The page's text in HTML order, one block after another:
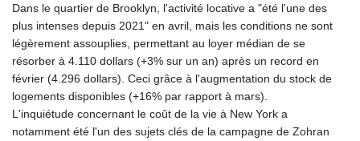
Dans le quartier de Brooklyn, l'activité locative a "été l'une des
plus intenses depuis 2021" en avril, mais les conditions ne sont
légèrement assouplies, permettant au loyer médian de se
résorber à 4.110 dollars (+3% sur un an) après un record en
février (4.296 dollars). Ceci grâce à l'augmentation du stock de
logements disponibles (+16% par rapport à mars).
L'inquiétude concernant le coût de la vie à New York a
notamment été l'un des sujets clés de la campagne de Zohran